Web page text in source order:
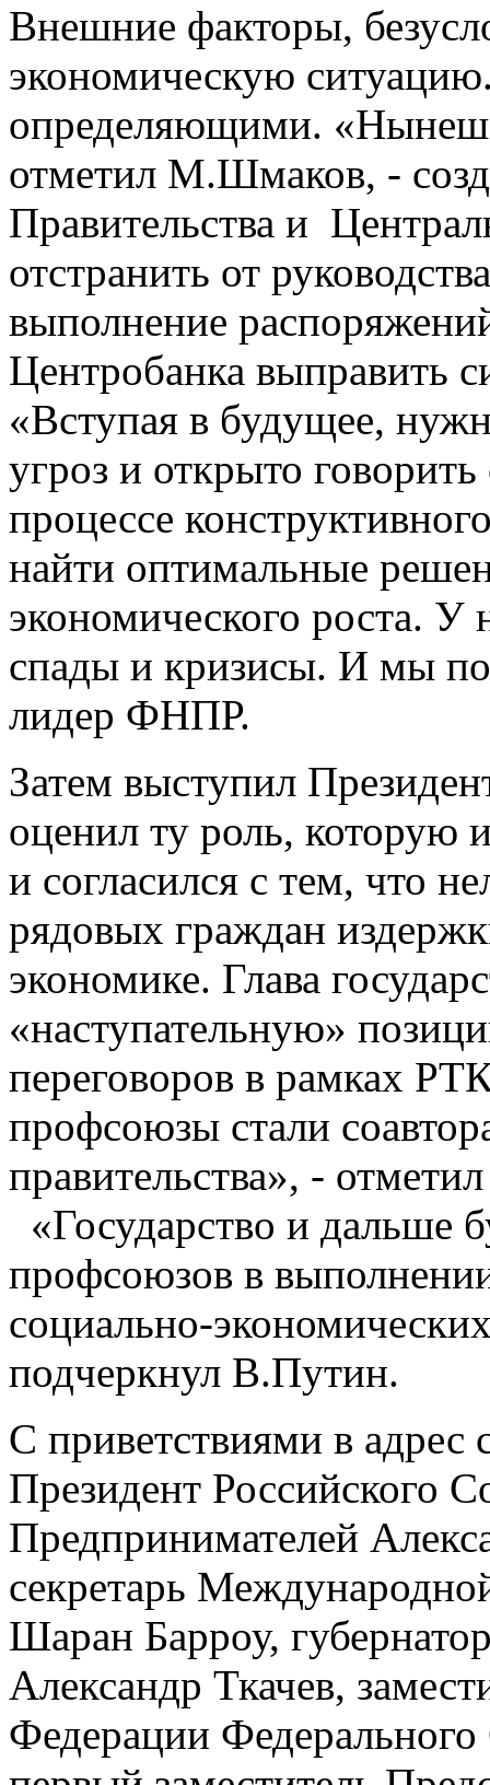
Внешние факторы,
экономическую
определяющими.
отметил М.Шмаков, -
Правительства и
отстранить от
выполнение
Центробанка выправить
«Вступая в будущее,
угроз и открыто
процессе
найти оптимальные
экономического роста. У
спады и кризисы. И мы
лидер ФНПР.
Затем выступил
оценил ту роль, которую
и согласился с тем, что
рядовых граждан
экономике. Глава
«наступательную»
переговоров в рамках
профсоюзы стали
правительства», -
«Государство и дальше
профсоюзов в
социально-
подчеркнул В.Путин.
С приветствиями в адрес
Президент Российского
Предпринимателей
секретарь
Шаран Барроу,
Александр Ткачев,
Федерации